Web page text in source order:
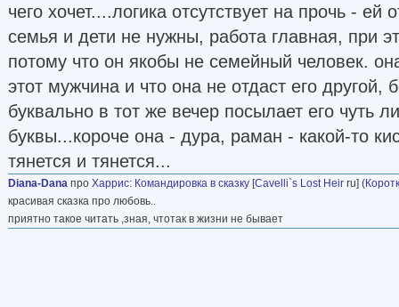
чего хочет....логика отсутствует на прочь -
семья и дети не нужны, работа главная, при
потому что он якобы не семейный человек.
этот мужчина и что она не отдаст его другой,
буквально в тот же вечер посылает его чуть
буквы...короче она - дура, раман - какой-то
тянется и тянется...
Diana-Dana про Харрис: Командировка в сказку [Cavelli`s Lost Heir ru] (
красивая сказка про любовь..
приятно такое читать ,зная, чтотак в жизни не бывает